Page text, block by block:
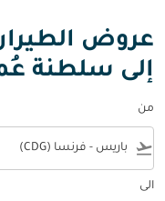
عروض
إلى سلطنة
من
flight_takeoff
الى